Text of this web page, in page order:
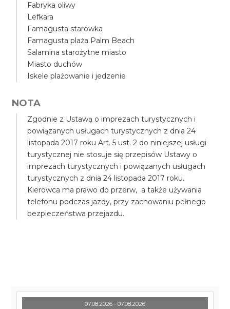
Fabryka oliwy
Lefkara
Famagusta starówka
Famagusta plaża Palm Beach
Salamina starożytne miasto
Miasto duchów
Iskele plażowanie i jedzenie
NOTA
Zgodnie z Ustawą o imprezach turystycznych i
powiązanych usługach turystycznych z dnia 24
listopada 2017 roku Art. 5 ust. 2 do niniejszej usługi
turystycznej nie stosuje się przepisów Ustawy o
imprezach turystycznych i powiązanych usługach
turystycznych z dnia 24 listopada 2017 roku.
Kierowca ma prawo do przerw, a także używania
telefonu podczas jazdy, przy zachowaniu pełnego
bezpieczeństwa przejazdu.
07.08.2026 - 07.08.2026